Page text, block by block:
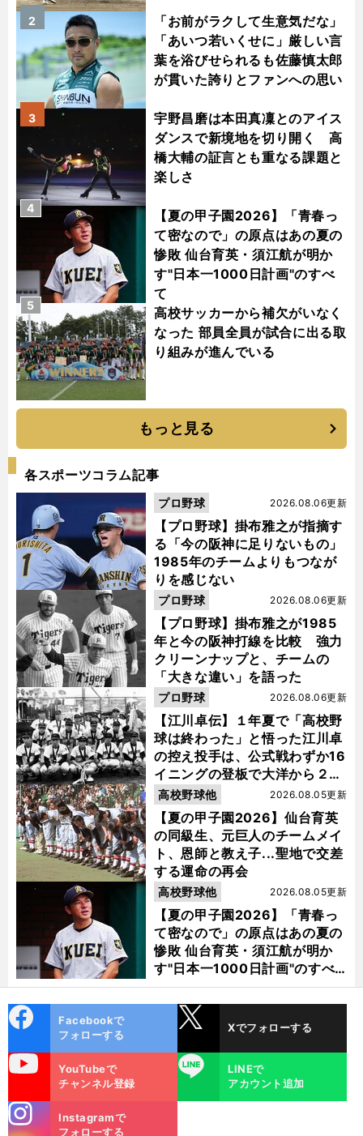
「お前がラクして生意気だな」
「あいつ若いくせに」厳しい言
葉を浴びせられるも佐藤慎太郎
が貫いた誇りとファンへの思い
2
宇野昌磨は本田真凜とのアイス
ダンスで新境地を切り開く 高
橋大輔の証言とも重なる課題と
楽しさ
3
【夏の甲子園2026】「青春っ
て密なので」の原点はあの夏の
惨敗 仙台育英・須江航が明か
す"日本一1000日計画"のすべ
て
4
高校サッカーから補欠がいなく
なった 部員全員が試合に出る取
り組みが進んでいる
5
もっと見る
各スポーツコラム記事
【プロ野球】掛布雅之が指摘す
る「今の阪神に足りないもの」
1985年のチームよりもつなが
りを感じない
2026.08.06更新
プロ野球
【プロ野球】掛布雅之が1985
年と今の阪神打線を比較 強力
クリーンナップと、チームの
「大きな違い」を語った
2026.08.06更新
プロ野球
【江川卓伝】１年夏で「高校野
球は終わった」と悟った江川卓
の控え投手は、公式戦わずか16
イニングの登板で大洋から２位
指名を受けた
2026.08.06更新
プロ野球
【夏の甲子園2026】仙台育英
の同級生、元巨人のチームメイ
ト、恩師と教え子...聖地で交差
する運命の再会
2026.08.05更新
高校野球他
【夏の甲子園2026】「青春っ
て密なので」の原点はあの夏の
惨敗 仙台育英・須江航が明か
す"日本一1000日計画"のすべ
て
2026.08.05更新
高校野球他
ok
Facebookで
フォローする
Xでフォローする
YouTubeで
チャンネル登録
LINE
LINEで
アカウント追加
m
Instagramで
フォローする